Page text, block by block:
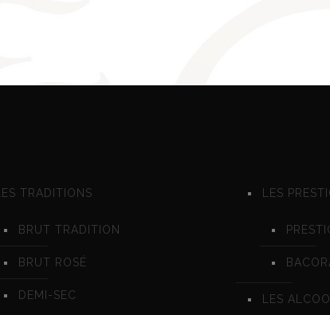
LES TRADITIONS
BRUT TRADITION
BRUT ROSÉ
DEMI-SEC
LES
LES